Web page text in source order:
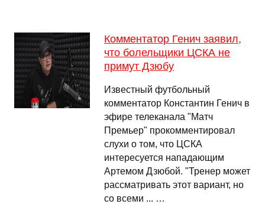
Комментатор Генич заявил,
что болельщики ЦСКА не
примут Дзюбу
Известный футбольный
комментатор Константин Генич в
эфире телеканала "Матч
Премьер" прокомментировал
слухи о том, что ЦСКА
интересуется нападающим
Артемом Дзюбой. "Тренер может
рассматривать этот вариант, но
со всеми ... …